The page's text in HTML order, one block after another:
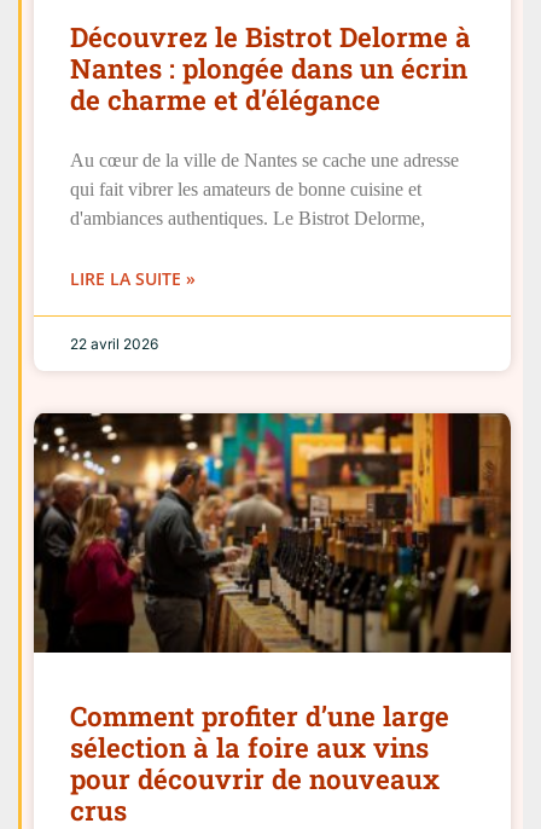
Découvrez le Bistrot Delorme à
Nantes : plongée dans un écrin
de charme et d’élégance
Au cœur de la ville de Nantes se cache une adresse
qui fait vibrer les amateurs de bonne cuisine et
d'ambiances authentiques. Le Bistrot Delorme,
LIRE LA SUITE »
22 avril 2026
Comment profiter d’une large
sélection à la foire aux vins
pour découvrir de nouveaux
crus